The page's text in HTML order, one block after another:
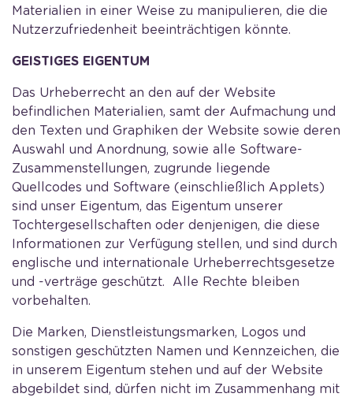
Materialien in einer Weise zu manipulieren, die die
Nutzerzufriedenheit beeinträchtigen könnte.
GEISTIGES EIGENTUM
Das Urheberrecht an den auf der Website
befindlichen Materialien, samt der Aufmachung und
den Texten und Graphiken der Website sowie deren
Auswahl und Anordnung, sowie alle Software-
Zusammenstellungen, zugrunde liegende
Quellcodes und Software (einschließlich Applets)
sind unser Eigentum, das Eigentum unserer
Tochtergesellschaften oder denjenigen, die diese
Informationen zur Verfügung stellen, und sind durch
englische und internationale Urheberrechtsgesetze
und -verträge geschützt. Alle Rechte bleiben
vorbehalten.
Die Marken, Dienstleistungsmarken, Logos und
sonstigen geschützten Namen und Kennzeichen, die
in unserem Eigentum stehen und auf der Website
abgebildet sind, dürfen nicht im Zusammenhang mit